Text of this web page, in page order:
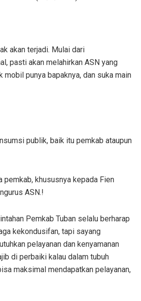
akan terjadi. Mulai dari
pasti akan melahirkan ASN yang
punya bapaknya, dan suka main
publik, baik itu pemkab ataupun
pemkab, khususnya kepada Fien
ASN.!
Pemkab Tuban selalu berharap
kekondusifan, tapi sayang
pelayanan dan kenyamanan
di perbaiki kalau dalam tubuh
maksimal mendapatkan pelayanan,